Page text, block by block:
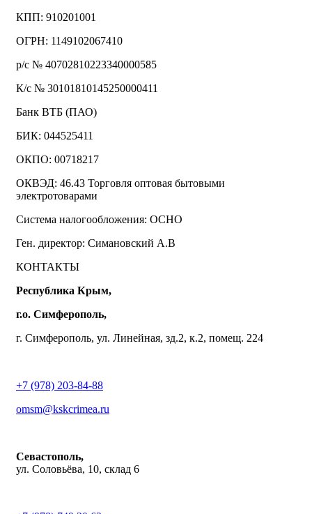
КПП: 910201001
ОГРН: 1149102067410
р/с № 40702810223340000585
К/с № 30101810145250000411
Банк ВТБ (ПАО)
БИК: 044525411
ОКПО: 00718217
ОКВЭД: 46.43 Торговля оптовая бытовыми
электротоварами
Система налогообложения: ОСНО
Ген. директор: Симановский А.В
КОНТАКТЫ
Республика Крым,
г.о. Симферополь,
г. Симферополь, ул. Линейная, зд.2, к.2, помещ. 224
+7 (978) 203-84-88
omsm@kskcrimea.ru
Севастополь,
ул. Соловьёва, 10, склад 6